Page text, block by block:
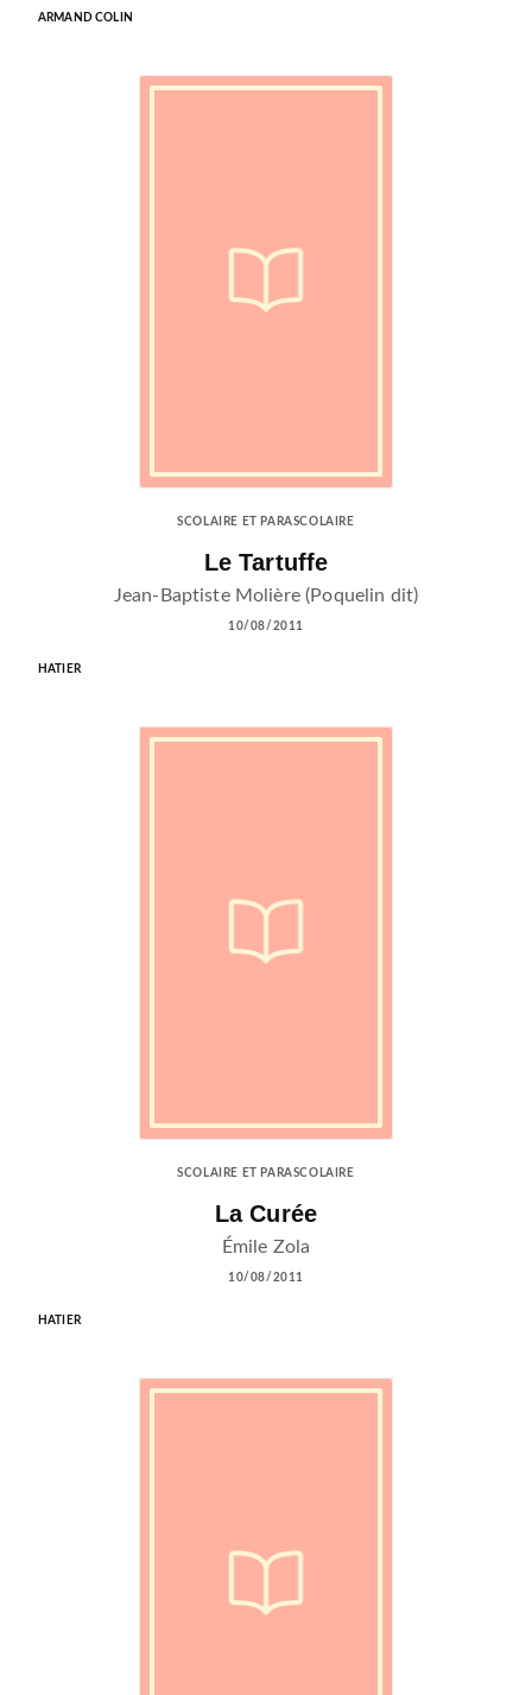
ARMAND COLIN
SCOLAIRE ET PARASCOLAIRE
Le Tartuffe
Jean-Baptiste Molière (Poquelin dit)
10/08/2011
HATIER
SCOLAIRE ET PARASCOLAIRE
La Curée
Émile Zola
10/08/2011
HATIER